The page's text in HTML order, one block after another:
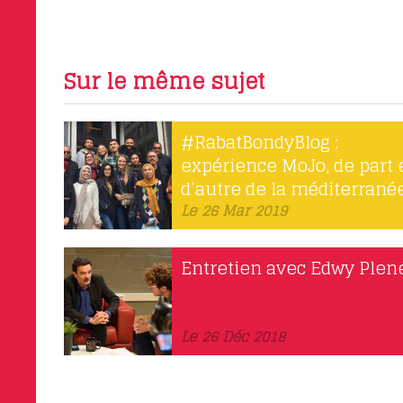
Sur le même sujet
#RabatBondyBlog :
expérience MoJo, de part
d’autre de la
Le 26 Mar 2019
Entretien avec Edwy
Le 26 Déc 2018